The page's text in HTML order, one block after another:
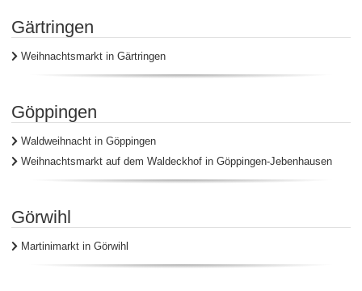
Gärtringen
Weihnachtsmarkt in Gärtringen
Göppingen
Waldweihnacht in Göppingen
Weihnachtsmarkt auf dem Waldeckhof in Göppingen-Jebenhausen
Görwihl
Martinimarkt in Görwihl